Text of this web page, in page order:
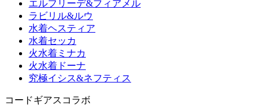
エルフリーデ&フィアメル
ラビリル&ルウ
水着ヘスティア
水着セッカ
火水着ミナカ
火水着ドーナ
究極イシス&ネフティス
コードギアスコラボ